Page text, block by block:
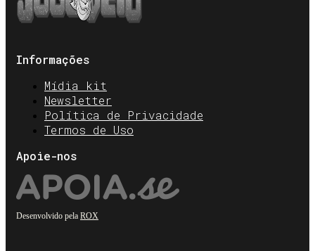
Informações
Mídia kit
Newsletter
Política de Privacidade
Termos de Uso
Apoie-nos
Desenvolvido pela ROX